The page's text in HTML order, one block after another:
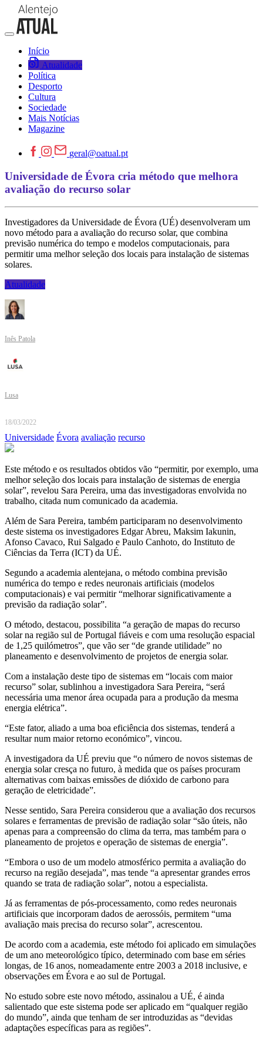
Início
Atualidade
Política
Desporto
Cultura
Sociedade
Mais Notícias
Magazine
geral@oatual.pt
Universidade de Évora cria método que melhora
avaliação do recurso solar
Investigadores da Universidade de Évora (UÉ) desenvolveram um
novo método para a avaliação do recurso solar, que combina
previsão numérica do tempo e modelos computacionais, para
permitir uma melhor seleção dos locais para instalação de sistemas
solares.
Atualidade
Inês Patola
Lusa
18/03/2022
Universidade Évora avaliação recurso
Este método e os resultados obtidos vão “permitir, por exemplo, uma
melhor seleção dos locais para instalação de sistemas de energia
solar”, revelou Sara Pereira, uma das investigadoras envolvida no
trabalho, citada num comunicado da academia.
Além de Sara Pereira, também participaram no desenvolvimento
deste sistema os investigadores Edgar Abreu, Maksim Iakunin,
Afonso Cavaco, Rui Salgado e Paulo Canhoto, do Instituto de
Ciências da Terra (ICT) da UÉ.
Segundo a academia alentejana, o método combina previsão
numérica do tempo e redes neuronais artificiais (modelos
computacionais) e vai permitir “melhorar significativamente a
previsão da radiação solar”.
O método, destacou, possibilita “a geração de mapas do recurso
solar na região sul de Portugal fiáveis e com uma resolução espacial
de 1,25 quilómetros”, que vão ser “de grande utilidade” no
planeamento e desenvolvimento de projetos de energia solar.
Com a instalação deste tipo de sistemas em “locais com maior
recurso” solar, sublinhou a investigadora Sara Pereira, “será
necessária uma menor área ocupada para a produção da mesma
energia elétrica”.
“Este fator, aliado a uma boa eficiência dos sistemas, tenderá a
resultar num maior retorno económico”, vincou.
A investigadora da UÉ previu que “o número de novos sistemas de
energia solar cresça no futuro, à medida que os países procuram
alternativas com baixas emissões de dióxido de carbono para
geração de eletricidade”.
Nesse sentido, Sara Pereira considerou que a avaliação dos recursos
solares e ferramentas de previsão de radiação solar “são úteis, não
apenas para a compreensão do clima da terra, mas também para o
planeamento de projetos e operação de sistemas de energia”.
“Embora o uso de um modelo atmosférico permita a avaliação do
recurso na região desejada”, mas tende “a apresentar grandes erros
quando se trata de radiação solar”, notou a especialista.
Já as ferramentas de pós-processamento, como redes neuronais
artificiais que incorporam dados de aerossóis, permitem “uma
avaliação mais precisa do recurso solar”, acrescentou.
De acordo com a academia, este método foi aplicado em simulações
de um ano meteorológico típico, determinado com base em séries
longas, de 16 anos, nomeadamente entre 2003 a 2018 inclusive, e
observações em Évora e ao sul de Portugal.
No estudo sobre este novo método, assinalou a UÉ, é ainda
salientado que este sistema pode ser aplicado em “qualquer região
do mundo”, ainda que tenham de ser introduzidas as “devidas
adaptações específicas para as regiões”.